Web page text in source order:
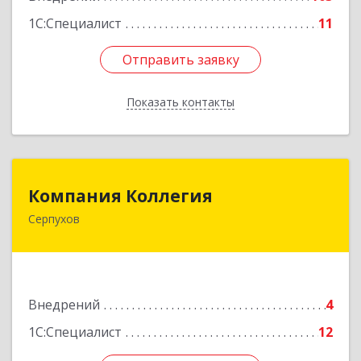
1С:Специалист
11
Отправить заявку
Показать контакты
Отправить заявку
Назад
Компания Коллегия
Серпухов
Внедрений
4
1С:Специалист
12
142211, Московская обл, Серпухов г, Оборонная